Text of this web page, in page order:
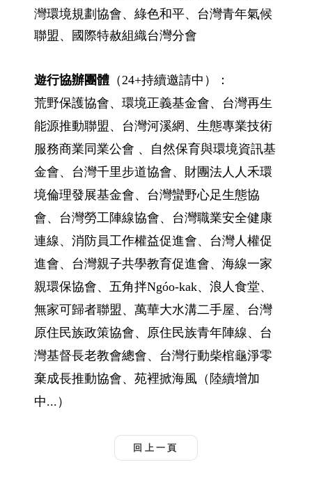
灣環境規劃協會、綠色和平、台灣青年氣候
聯盟、國際特赦組織台灣分會
遊行協辦團體（24+持續邀請中）：
荒野保護協會、環境正義基金會、台灣再生
能源推動聯盟、台灣河溪網、生態專業技術
服務商業同業公會 、自然保育與環境資訊基
金會、台灣千里步道協會、財團法人人禾環
境倫理發展基金會、台灣蠻野心足生態協
會、台灣勞工陣線協會、台灣職業安全健康
連線、消防員工作權益促進會、台灣人權促
進會、台灣親子共學教育促進會、海線一家
親環保協會、五角拌Ngóo-kak、浪人食堂、
無家可歸者聯盟、萬華大水溝二手屋、台灣
原住民族政策協會、原住民族青年陣線、台
灣基督長老教會總會、台灣行動柴棺龜淨零
棄成長推動協會、苑裡掀海風（陸續增加
中...）